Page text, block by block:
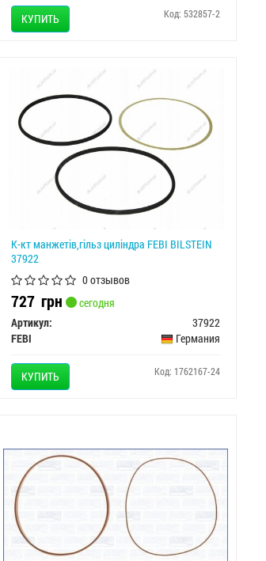
КУПИТЬ Код: 532857-2
К-кт манжетів,гільз циліндра FEBI BILSTEIN
37922
0 отзывов
727грн
сегодня
Артикул:
37922
FEBI
Германия
КУПИТЬ Код: 1762167-24